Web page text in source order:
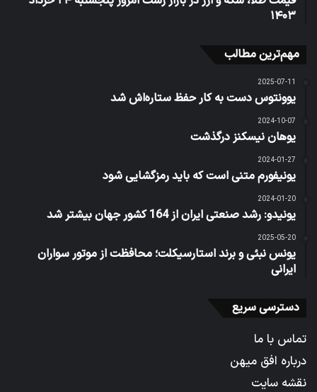
۱۴۰۳
مهم‌ترین مطالب
2025-07-11
یوونتوس دست به کار حفظ ستاره‌اش شد
2024-10-07
یوهان نیسکنز درگذشت
2024-01-27
یونیفورم متنی است که باید رمزگشایی شود
2024-01-20
یونیدو: رشد صنعتی ایران از 164 کشور جهان بیشتر شد
2025-05-20
یونس نبئی و برند استارسیکلت؛ محافظت از موتور سواران
ایرانی
دسترسی سریع
تماس با ما
درباره افق میهن
نقشه سایت